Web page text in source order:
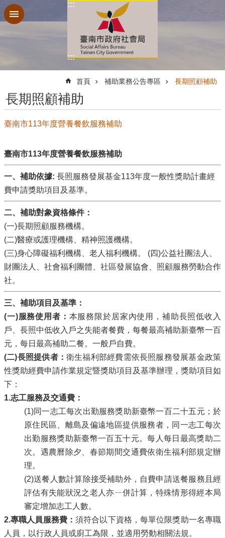
跳到主要內容區塊
:::
:::
首頁 補助業務公告專區 長期照顧補助
長期照顧補助
臺南市113年度營養餐飲服務補助
臺南市113年度營養餐飲服務補助
一、補助依據: 長照服務發展基金113年度一般性獎助計畫經
費申請獎助項目及基準。
二、補助對象資格條件：
(一)長期照顧服務機構。
(二)醫療或護理機構、精神照護機構。
(三)身心障礙福利機構、老人福利機構。 (四)公益社團法人、
財團法人、社會福利團體、社區發展協會、照顧服務勞動合作
社。
三、補助項目及基準：
(一)服務使用者： 本服務限於居家內使用，補助長照低收入
戶、長照中低收入戶之失能者餐費，每餐最高補助新臺幣一百
元，每日最高補助二餐。一般戶自費。
(二)長照提供者： 衛生福利部經費需依長照服務發展基金政策
性獎助經費申請作業規定暨獎助項目及基準辦理，獎助項目如
下：
1.志工服務及交通費：
(1)同一志工每次出勤服務獎助新臺幣一百二十五元；於
原住民區、離島及偏遠地區提供服務者，同一志工每次
出勤服務獎助新臺幣一百五十元。每人每日最高獎助二
次。遇農曆除夕、春節期間交通費依衛生福利部規定辦
理。
(2)送餐人數計算除接受補助外，自費申請送餐服務且經
評估有失能狀況之老人亦ㄧ併計算，特殊情形得經本局
審定增加志工人數。
2.專職人員服務費：須符合以下資格，每單位限獎助一名專職
人員，以行政人員或廚工為限，並適用勞動相關法規。